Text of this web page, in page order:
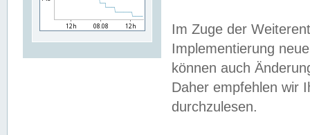
Im Zuge der
Implementierung
können auch
Daher empfehlen wir
durchzulesen.